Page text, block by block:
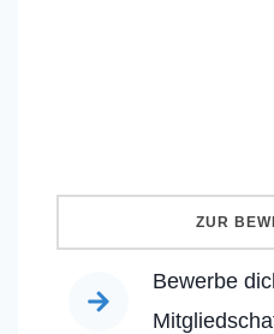
ZUR
Bewerbe